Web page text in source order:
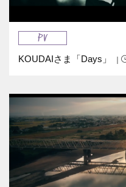
PV
KOUDAIさま「Days」